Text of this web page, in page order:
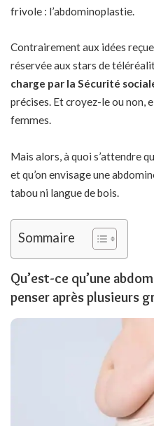
frivole : l’abdominoplastie.
Contrairement aux idées
réservée aux stars de
charge par la Sécurité
précises. Et croyez-le ou non,
femmes.
Mais alors, à quoi s’attendre
et qu’on envisage une
tabou ni langue de bois.
Sommaire
Qu’est-ce qu’une
penser après plusieurs